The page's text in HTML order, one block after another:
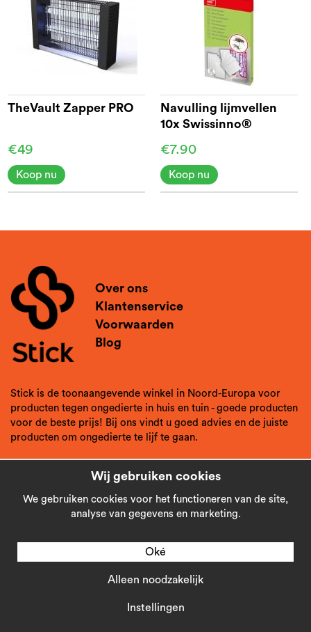
TheVault Zapper PRO
€49
Koop nu
Navulling lijmvellen
10x Swissinno®
€7.90
Koop nu
Over ons
Klantenservice
Voorwaarden
Blog
Stick is de toonaangevende winkel in Noord-Europa voor
producten tegen ongedierte in huis en tuin - goede producten
voor de beste prijs! Bij ons vindt u goed advies en de juiste
producten om ongedierte te lijf te gaan.
Wij gebruiken cookies
We gebruiken cookies voor het functioneren van de site,
analyse van gegevens en marketing.
Instellingen
Alleen noodzakelijk
Oké